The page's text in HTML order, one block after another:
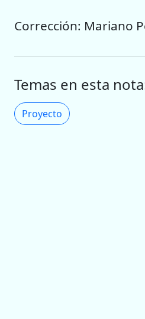
Corrección: Mariano
Temas en esta
Proyecto